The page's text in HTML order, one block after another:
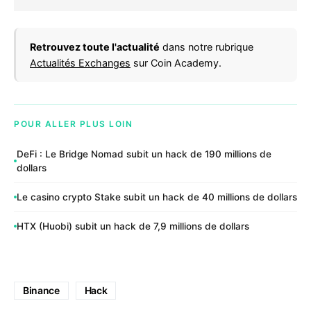
Retrouvez toute l'actualité dans notre rubrique
Actualités Exchanges sur Coin Academy.
POUR ALLER PLUS LOIN
DeFi : Le Bridge Nomad subit un hack de 190 millions de
dollars
Le casino crypto Stake subit un hack de 40 millions de dollars
HTX (Huobi) subit un hack de 7,9 millions de dollars
Binance Hack